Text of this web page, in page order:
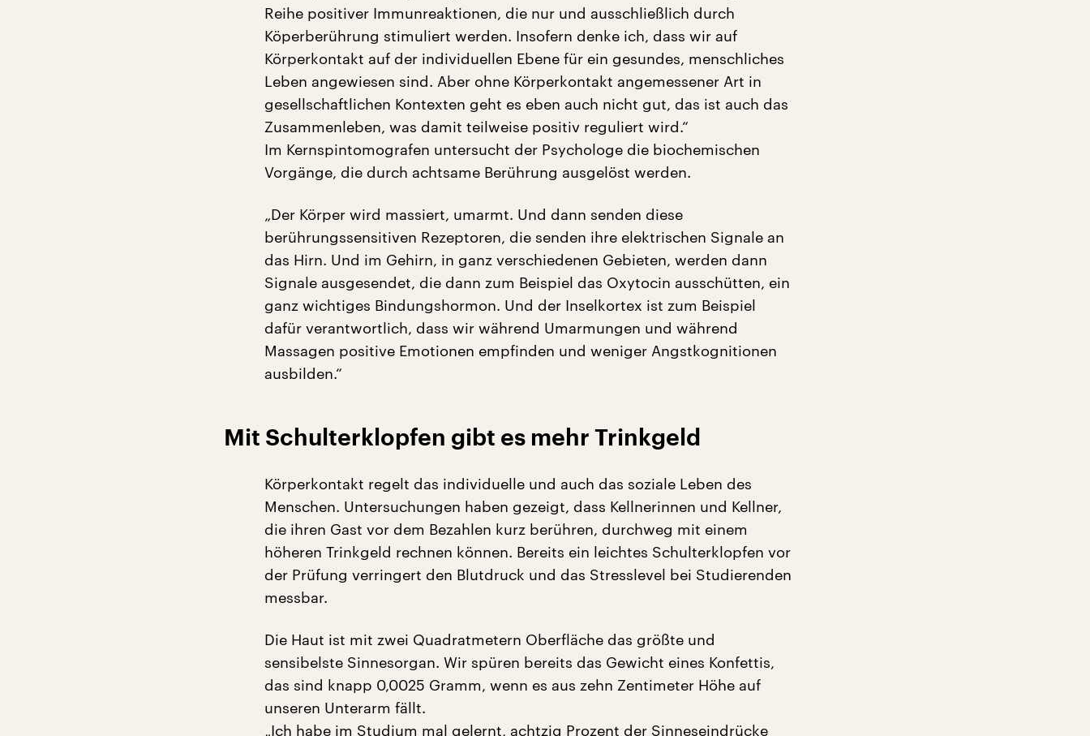
Reihe positiver Immunreaktionen, die nur und ausschließlich durch
Köperberührung stimuliert werden. Insofern denke ich, dass wir auf
Körperkontakt auf der individuellen Ebene für ein gesundes, menschliches
Leben angewiesen sind. Aber ohne Körperkontakt angemessener Art in
gesellschaftlichen Kontexten geht es eben auch nicht gut, das ist auch das
Zusammenleben, was damit teilweise positiv reguliert wird.“
Im Kernspintomografen untersucht der Psychologe die biochemischen
Vorgänge, die durch achtsame Berührung ausgelöst werden.
„Der Körper wird massiert, umarmt. Und dann senden diese
berührungssensitiven Rezeptoren, die senden ihre elektrischen Signale an
das Hirn. Und im Gehirn, in ganz verschiedenen Gebieten, werden dann
Signale ausgesendet, die dann zum Beispiel das Oxytocin ausschütten, ein
ganz wichtiges Bindungshormon. Und der Inselkortex ist zum Beispiel
dafür verantwortlich, dass wir während Umarmungen und während
Massagen positive Emotionen empfinden und weniger Angstkognitionen
ausbilden.“
Mit Schulterklopfen gibt es mehr Trinkgeld
Körperkontakt regelt das individuelle und auch das soziale Leben des
Menschen. Untersuchungen haben gezeigt, dass Kellnerinnen und Kellner,
die ihren Gast vor dem Bezahlen kurz berühren, durchweg mit einem
höheren Trinkgeld rechnen können. Bereits ein leichtes Schulterklopfen vor
der Prüfung verringert den Blutdruck und das Stresslevel bei Studierenden
messbar.
Die Haut ist mit zwei Quadratmetern Oberfläche das größte und
sensibelste Sinnesorgan. Wir spüren bereits das Gewicht eines Konfettis,
das sind knapp 0,0025 Gramm, wenn es aus zehn Zentimeter Höhe auf
unseren Unterarm fällt.
„Ich habe im Studium mal gelernt, achtzig Prozent der Sinneseindrücke